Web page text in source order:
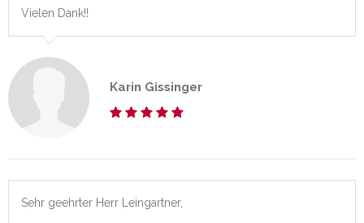
Vielen Dank!!
Karin Gissinger
Sehr geehrter Herr Leingartner,